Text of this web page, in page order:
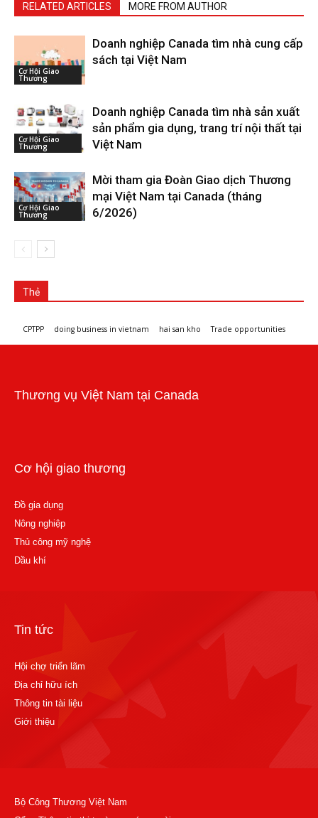
RELATED ARTICLES MORE FROM AUTHOR
Cơ Hội Giao
Thương
Doanh nghiệp Canada tìm nhà cung cấp
sách tại Việt Nam
Cơ Hội Giao
Thương
Doanh nghiệp Canada tìm nhà sản xuất
sản phẩm gia dụng, trang trí nội thất tại
Việt Nam
Cơ Hội Giao
Thương
Mời tham gia Đoàn Giao dịch Thương
mại Việt Nam tại Canada (tháng
6/2026)
Thẻ
CPTPP doing business in vietnam hai san kho Trade opportunities
Thương vụ Việt Nam tại Canada
Cơ hội giao thương
Đồ gia dụng
Nông nghiệp
Thủ công mỹ nghệ
Dầu khí
Tin tức
Hội chợ triển lãm
Địa chỉ hữu ích
Thông tin tài liệu
Giới thiệu
Bộ Công Thương Việt Nam